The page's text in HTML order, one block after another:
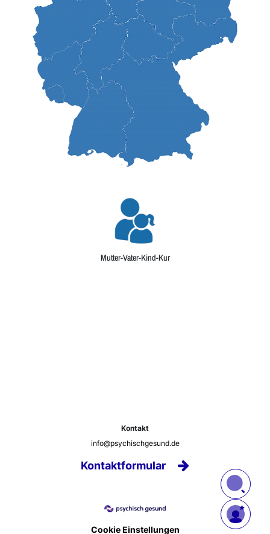
Mutter-Vater-Kind-Kur
Kontakt
info@psychischgesund.de
Kontaktformular
Cookie Einstellungen